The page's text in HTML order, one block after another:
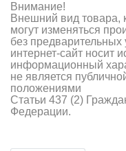
Внимание!
Внешний вид товара,
могут изменяться
без
интернет-сайт носит
информационный
не является
положениями
Статьи 437 (2)
Федерации.